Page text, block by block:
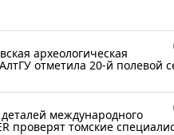
археологическая
отметила 20-й полевой
международного
проверят томские